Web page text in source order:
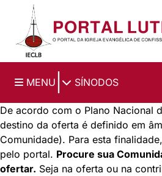
Ir para o conteúdo principal
MENU SÍNODOS
De acordo com o Plano Nacional
destino da oferta é definido em
Comunidade). Para esta
pelo portal. Procure sua
ofertar. Seja na oferta ou na